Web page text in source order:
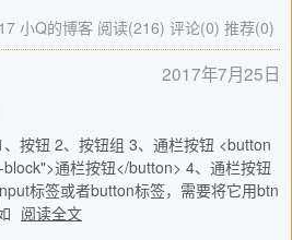
小Q的博客 阅读(216) 评论(0) 推荐(0)
2017年7月25日
按钮 2、按钮组 3、通栏按钮 <button
通栏按钮</button> 4、通栏按钮
标签或者button标签，需要将它用btn
阅读全文